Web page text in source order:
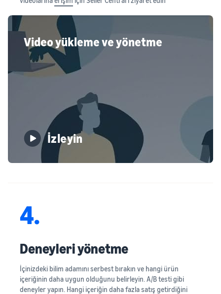
Video yükleme ve yönetme
İzleyin
4.
Deneyleri yönetme
İçinizdeki bilim adamını serbest bırakın ve hangi ürün
içeriğinin daha uygun olduğunu belirleyin. A/B testi gibi
deneyler yapın. Hangi içeriğin daha fazla satış getirdiğini